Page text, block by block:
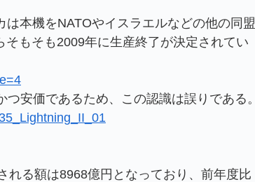
本機をNATOやイスラエルなどの他の同盟
もそも2009年に生産終了が決定されてい
安価であるため、この認識は誤りである。
れる額は8968億円となっており、前年度比